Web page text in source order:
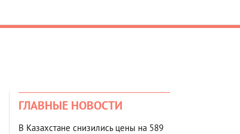
ГЛАВНЫЕ НОВОСТИ
В Казахстане снизились цены на 589